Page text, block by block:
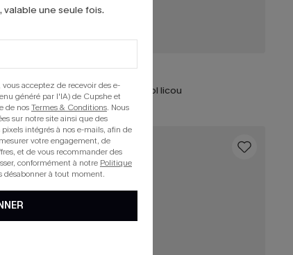
Robe trapèze courte en mousseline à imprimé fleuri
24,00 €
Robe courte florale col licou
16
une seule fois.
acceptez de recevoir des e-
généré par l'IA) de Cupshe et
de nosTermes & Conditions. Nous
sur notre site ainsi que des
intégrés à nos e-mails, afin de
votre engagement, de
et de vous recommander des
conformément à notre Politique
désabonner à tout moment.